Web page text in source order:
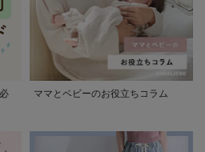
ママとベビーのお役立ちコラム